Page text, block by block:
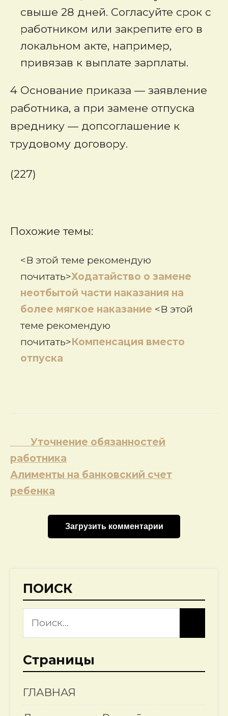
свыше 28 дней. Согласуйте срок с
работником или закрепите его в
локальном акте, например,
привязав к выплате зарплаты.
4 Основание приказа — заявление
работника, а при замене отпуска
вреднику — допсоглашение к
трудовому договору.
(227)
Похожие темы:
<В этой теме рекомендую
почитать>Ходатайство о замене
неотбытой части наказания на
более мягкое наказание <В этой
теме рекомендую
почитать>Компенсация вместо
отпуска
Навигация
по
записям
Уточнение обязанностей
работника
Алименты на банковский счет
ребенка
Загрузить комментарии
ПОИСК
Страницы
ГЛАВНАЯ